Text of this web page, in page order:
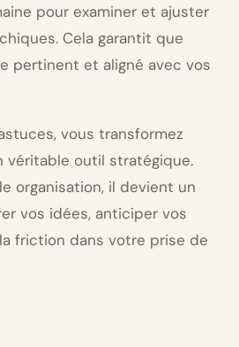
pour examiner et ajuster
Cela garantit que
pertinent et aligné avec vos
vous transformez
véritable outil stratégique.
organisation, il devient un
vos idées, anticiper vos
friction dans votre prise de